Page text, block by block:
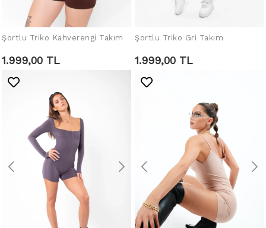
SEPETE EKLE
Şortlu Triko Kahverengi Takım
1.999,00 TL
SEPETE EKLE
Şortlu Triko Gri Takım
1.999,00 TL